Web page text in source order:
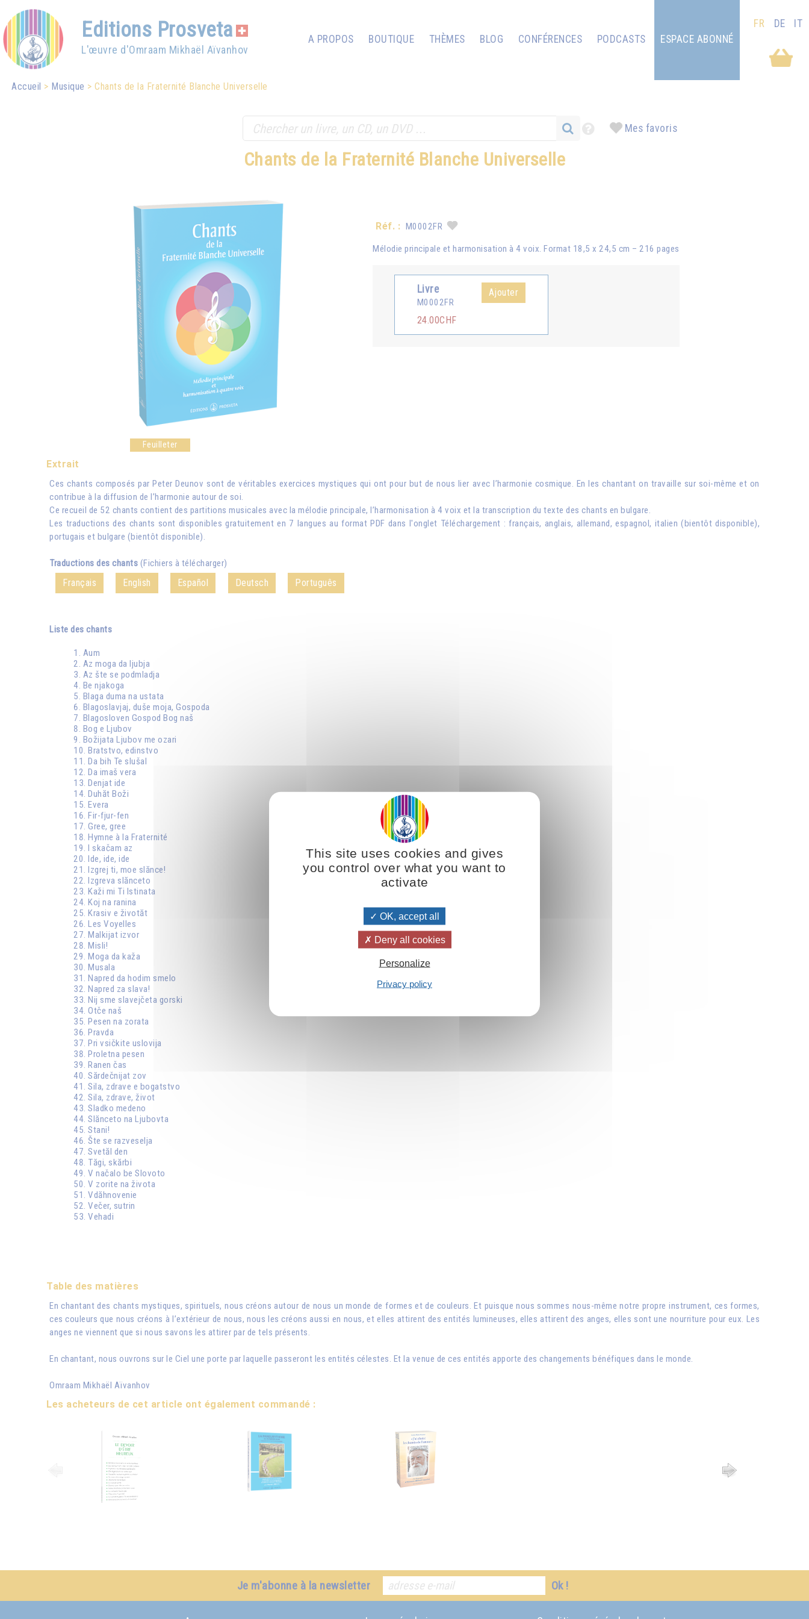
Editions Prosveta
L'œuvre d'Omraam Mikhaël Aïvanhov
A PROPOS BOUTIQUE THÈMES BLOG CONFÉRENCES PODCASTS ESPACE ABONNÉ
FR DE IT
Accueil Musique Chants de la Fraternité Blanche Universelle
Mes favoris
Chants de la Fraternité Blanche Universelle
Feuilleter
Réf. : M0002FR
Mélodie principale et harmonisation à 4 voix. Format 18,5 x 24,5 cm – 216 pages
Livre
M0002FR
24.00CHF
Ajouter
Extrait
Ces chants composés par Peter Deunov sont de véritables exercices mystiques qui ont pour but de nous lier avec l’harmonie cosmique. En les chantant on travaille sur soi-même et on
contribue à la diffusion de l’harmonie autour de soi.
Ce recueil de 52 chants contient des partitions musicales avec la mélodie principale, l’harmonisation à 4 voix et la transcription du texte des chants en bulgare.
Les traductions des chants sont disponibles gratuitement en 7 langues au format PDF dans l'onglet Téléchargement : français, anglais, allemand, espagnol, italien (bientôt disponible),
portugais et bulgare (bientôt disponible).
Traductions des chants (Fichiers à télécharger)
Français English Español Deutsch Português
Liste des chants
Aum
Az moga da ljubja
Az šte se podmladja
Be njakoga
Blaga duma na ustata
Blagoslavjaj, duše moja, Gospoda
Blagosloven Gospod Bog naš
Bog e Ljubov
Božijata Ljubov me ozari
Bratstvo, edinstvo
Da bih Te slušal
Da imaš vera
Denjat ide
Duhăt Boži
Evera
Fir-fjur-fen
Gree, gree
Hymne à la Fraternité
I skačam az
Ide, ide, ide
Izgrej ti, moe slănce!
Izgreva slănceto
Kaži mi Ti Istinata
Koj na ranina
Krasiv e životăt
Les Voyelles
Malkijat izvor
Misli!
Moga da kaža
Musala
Napred da hodim smelo
Napred za slava!
Nij sme slavejčeta gorski
Otče naš
Pesen na zorata
Pravda
Pri vsičkite uslovija
Proletna pesen
Ranen čas
Sărdečnijat zov
Sila, zdrave e bogatstvo
Sila, zdrave, život
Sladko medeno
Slănceto na Ljubovta
Stani!
Šte se razveselja
Svetăl den
Tăgi, skărbi
V načalo be Slovoto
V zorite na života
Vdăhnovenie
Večer, sutrin
Vehadi
Table des matières
En chantant des chants mystiques, spirituels, nous créons autour de nous un monde de formes et de couleurs. Et puisque nous sommes nous-même notre propre instrument, ces formes,
ces couleurs que nous créons à l’extérieur de nous, nous les créons aussi en nous, et elles attirent des entités lumineuses, elles attirent des anges, elles sont une nourriture pour eux. Les
anges ne viennent que si nous savons les attirer par de tels présents.
En chantant, nous ouvrons sur le Ciel une porte par laquelle passeront les entités célestes. Et la venue de ces entités apporte des changements bénéfiques dans le monde.
Omraam Mikhaël Aïvanhov
Les acheteurs de cet article ont également commandé :
Je m'abonne à la newsletter Ok !
This site uses cookies and gives
you control over what you want to
activate
OK, accept all
Deny all cookies
Personalize
Privacy policy